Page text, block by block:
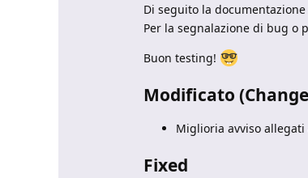
Di seguito la
Per la segnalazione di bug o
Buon testing!
Modificato
Miglioria avviso
Fixed